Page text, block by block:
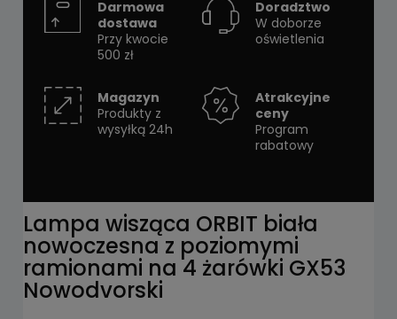
Darmowa
dostawa
Przy kwocie
500 zł
Doradztwo
W doborze
oświetlenia
Magazyn
Produkty z
wysyłką 24h
Atrakcyjne
ceny
Program
rabatowy
Lampa wisząca ORBIT biała
nowoczesna z poziomymi
ramionami na 4 żarówki GX53
Nowodvorski